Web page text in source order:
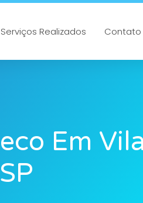
Serviços Realizados Contato
Em